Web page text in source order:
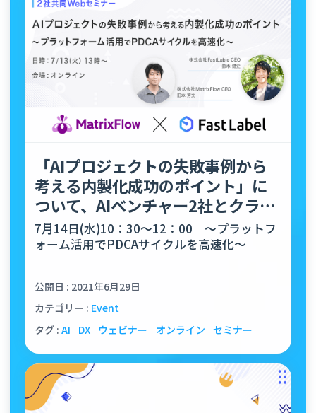
「AIプロジェクトの失敗事例から
考える内製化成功のポイント」に
ついて、AIベンチャー2社とクライ
アント2社が共同セミナー…
7月14日(水)10：30～12：00 〜プラットフ
ォーム活用でPDCAサイクルを高速化〜
公開日 : 2021年6月29日
カテゴリー : Event
タグ : AI DX ウェビナー オンライン セミナー